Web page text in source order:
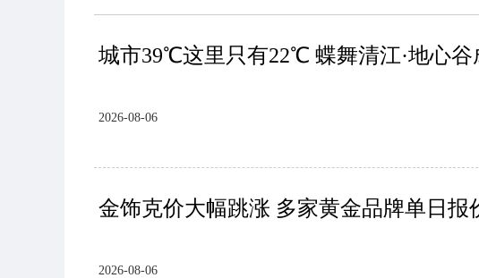
城市39℃这里只有22℃ 蝶舞清江·地心
2026-08-06
金饰克价大幅跳涨 多家黄金品牌单日报
2026-08-06